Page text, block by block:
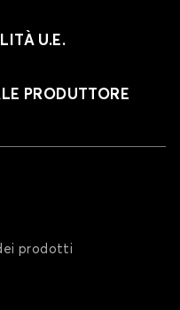
U.E.
PRODUTTORE
prodotti